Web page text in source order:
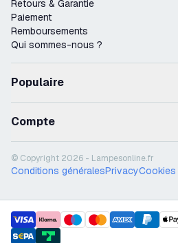
Retours & Garantie
Paiement
Remboursements
Qui sommes-nous ?
Populaire
Compte
© Copyright 2026 - Lampesonline.fr
Conditions généralesPrivacyCookies
payment methods